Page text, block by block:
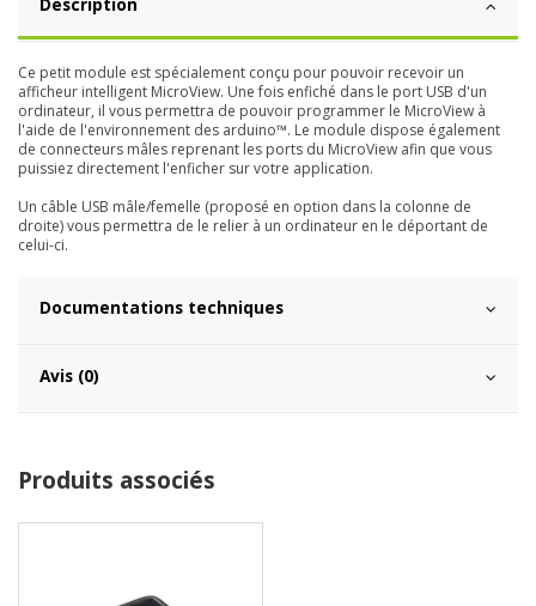
Ce petit module est spécialement conçu pour pouvoir recevoir un
afficheur intelligent MicroView. Une fois enfiché dans le port USB d'un
ordinateur, il vous permettra de pouvoir programmer le MicroView à
l'aide de l'environnement des arduino™. Le module dispose également
de connecteurs mâles reprenant les ports du MicroView afin que vous
puissiez directement l'enficher sur votre application.
Un câble USB mâle/femelle (proposé en option dans la colonne de
droite) vous permettra de le relier à un ordinateur en le déportant de
celui-ci.
Documentations techniques
Avis (0)
Produits associés